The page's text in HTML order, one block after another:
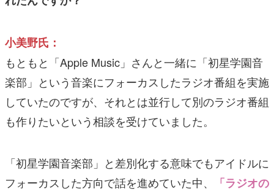
小美野氏：
もともと「‎Apple Music」さんと一緒に「初星学園音
楽部」という音楽にフォーカスしたラジオ番組を実施
していたのですが、それとは並行して別のラジオ番組
も作りたいという相談を受けていました。
「初星学園音楽部」と差別化する意味でもアイドルに
フォーカスした方向で話を進めていた中、
「ラジオの